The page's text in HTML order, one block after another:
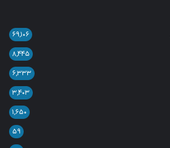
۶۹,۱۰۶
۸,۴۴۵
۶,۳۳۳
۳,۴۰۳
۱,۶۵۰
۵۹